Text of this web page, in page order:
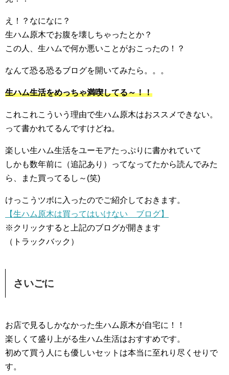
え！？なになに？
生ハム原木でお腹を壊しちゃったとか？
この人、生ハムで何か悪いことがおこったの！？
なんて恐る恐るブログを開いてみたら。。。
生ハム生活をめっちゃ満喫してる～！！
これこれこういう理由で生ハム原木はおススメできない。
って書かれてるんですけどね。
楽しい生ハム生活をユーモアたっぷりに書かれていて
しかも数年前に（追記あり）ってなってたから読んでみた
ら、また買ってるし～(笑)
けっこうツボに入ったのでご紹介しておきます。
【生ハム原木は買ってはいけない ブログ】
※クリックすると上記のブログが開きます
（トラックバック）
さいごに
お店で見るしかなかった生ハム原木が自宅に！！
楽しくて盛り上がる生ハム生活はおすすめです。
初めて買う人にも優しいセットは本当に至れり尽くせりで
す。